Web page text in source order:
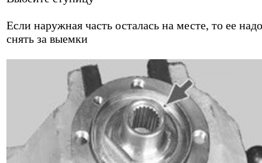
Если наружная часть осталась на месте, то ее надо
снять за выемки